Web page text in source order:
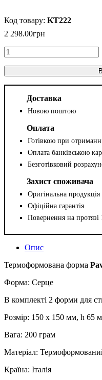
KT222
2 298.00грн
Доставка
Новою поштою
Оплата
Готівкою при
Оплата банківською
Безготівковий
Захист споживача
Оригінальна продукція
Офіційна гарантія
Повернення на протязі
Опис
Термоформована форма
Форма: Серце
В комплекті 2 форми для
Розмір: 150 х 150 мм, h 65
Вага: 200 грам
Матеріал:
Країна: Італія